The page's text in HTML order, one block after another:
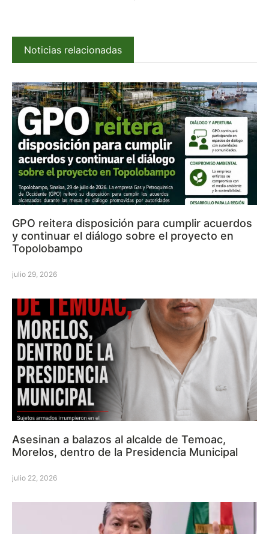
Noticias relacionadas
GPO reitera disposición para cumplir acuerdos
y continuar el diálogo sobre el proyecto en
Topolobampo
julio 29, 2026
Asesinan a balazos al alcalde de Temoac,
Morelos, dentro de la Presidencia Municipal
julio 22, 2026